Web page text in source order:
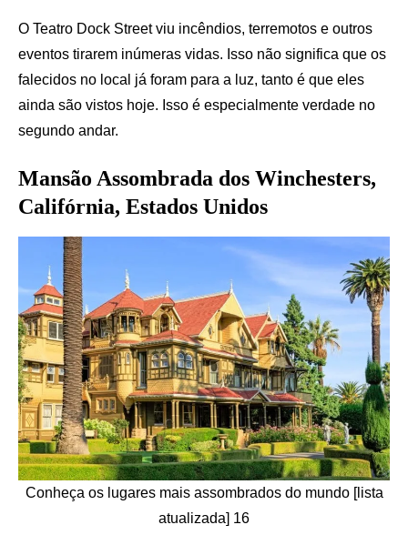
O Teatro Dock Street viu incêndios, terremotos e outros
eventos tirarem inúmeras vidas. Isso não significa que os
falecidos no local já foram para a luz, tanto é que eles
ainda são vistos hoje. Isso é especialmente verdade no
segundo andar.
Mansão Assombrada dos Winchesters,
Califórnia, Estados Unidos
Conheça os lugares mais assombrados do mundo [lista
atualizada] 16